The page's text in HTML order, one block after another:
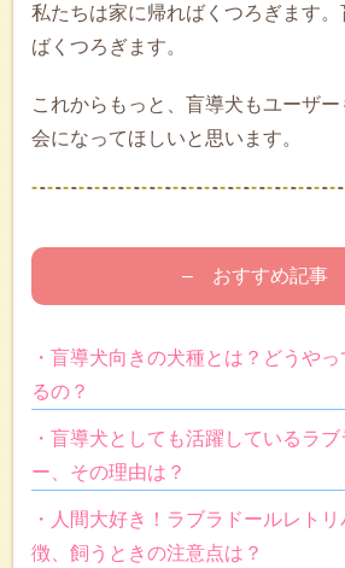
私たちは家に帰ればくつろぎます
ばくつろぎます。
これからもっと、盲導犬もユーザ
会になってほしいと思います。
– おすすめ記事
・盲導犬向きの犬種とは？どうや
るの？
・盲導犬としても活躍しているラ
ー、その理由は？
・人間大好き！ラブラドールレト
徴、飼うときの注意点は？